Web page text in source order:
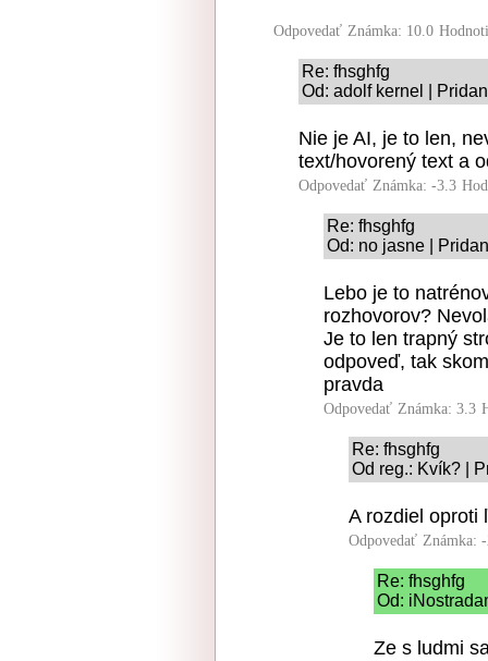
Odpovedať Známka: 10.0
Re: fhsghfg
Od: adolf kernel |
Nie je AI, je to len,
text/hovorený text a
Odpovedať Známka: -3.3
Re: fhsghfg
Od: no jasne |
Lebo je to
rozhovorov?
Je to len trapný
odpoveď, tak
pravda
Odpovedať Známka: 3.3
Re: fhsghfg
Od reg.: Kvík? |
A rozdiel oproti
Odpovedať Známka:
Re: fhsghfg
Od:
Ze s ludmi